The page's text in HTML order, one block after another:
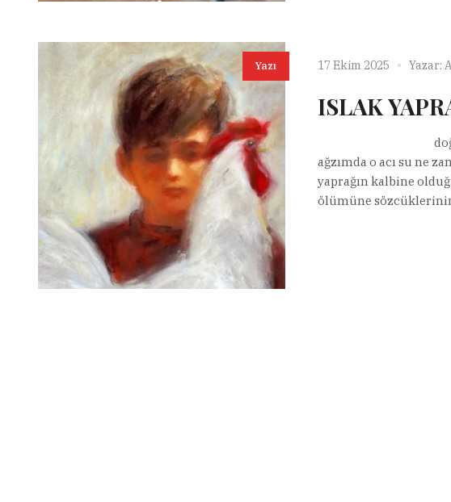
Yazı 17 Ekim 2025 Yazar:
ISLAK
doğan ergül için
ağzımda o acı su ne
yaprağın kalbine
ölümüne